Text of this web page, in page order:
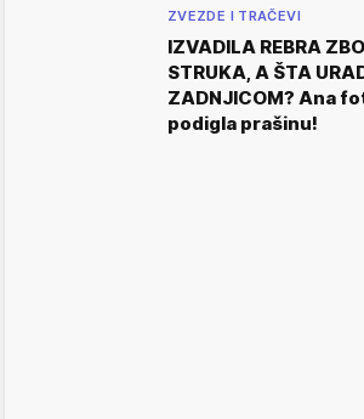
ZVEZDE I TRAČEVI
IZVADILA REBRA
STRUKA, A ŠTA
ZADNJICOM? Ana
podigla prašinu!